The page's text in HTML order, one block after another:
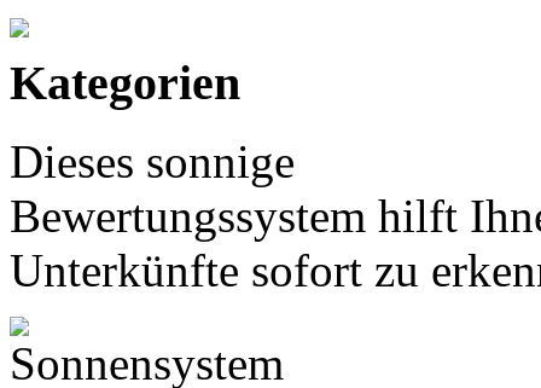
Kategorien
Dieses sonnige
Bewertungssystem hilft
Unterkünfte sofort zu